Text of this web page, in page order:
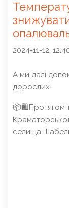
2024-11-12,
А ми далі
дорослих.
📦🛍Протягом
селища